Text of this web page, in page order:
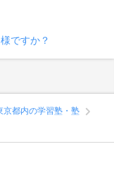
ですか？
京都内の学習塾・塾